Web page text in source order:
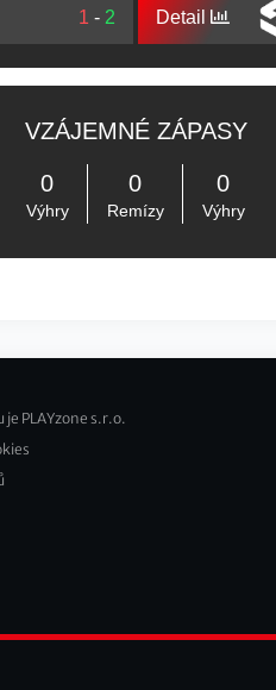
1 - 2 Detail
VZÁJEMNÉ ZÁPASY
0
Výhry
0
Remízy
0
Výhry
PLAYzone s.r.o.